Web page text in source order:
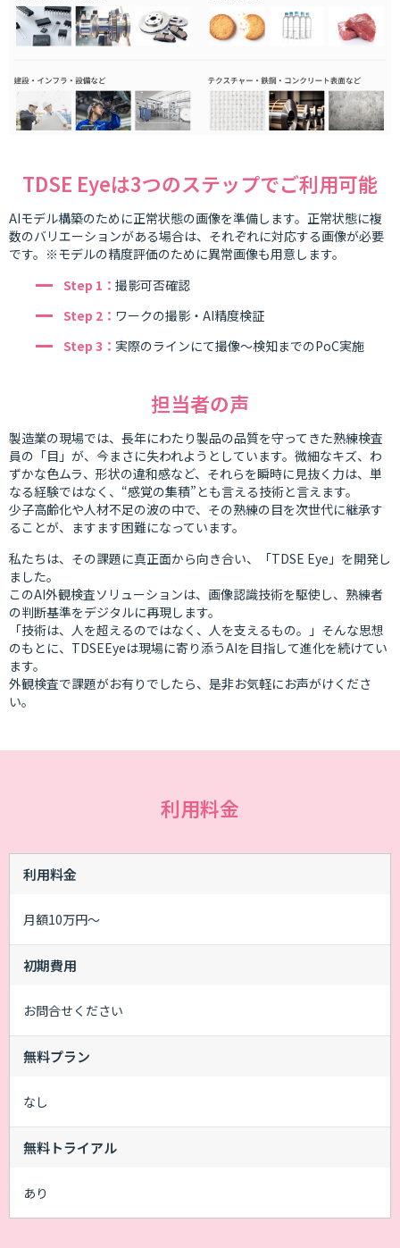
TDSE Eyeは3つのステップでご利用可能
AIモデル構築のために正常状態の画像を準備します。正常状態に複
数のバリエーションがある場合は、それぞれに対応する画像が必要
です。※モデルの精度評価のために異常画像も用意します。
Step 1： 撮影可否確認
Step 2： ワークの撮影・AI精度検証
Step 3： 実際のラインにて撮像～検知までのPoC実施
担当者の声
製造業の現場では、長年にわたり製品の品質を守ってきた熟練検査
員の「目」が、今まさに失われようとしています。微細なキズ、わ
ずかな色ムラ、形状の違和感など、それらを瞬時に見抜く力は、単
なる経験ではなく、“感覚の集積”とも言える技術と言えます。
少子高齢化や人材不足の波の中で、その熟練の目を次世代に継承す
ることが、ますます困難になっています。
私たちは、その課題に真正面から向き合い、「TDSE Eye」を開発し
ました。
このAI外観検査ソリューションは、画像認識技術を駆使し、熟練者
の判断基準をデジタルに再現します。
「技術は、人を超えるのではなく、人を支えるもの。」そんな思想
のもとに、TDSEEyeは現場に寄り添うAIを目指して進化を続けてい
ます。
外観検査で課題がお有りでしたら、是非お気軽にお声がけくださ
い。
利用料金
利用料金
月額10万円～
初期費用
お問合せください
無料プラン
なし
無料トライアル
あり